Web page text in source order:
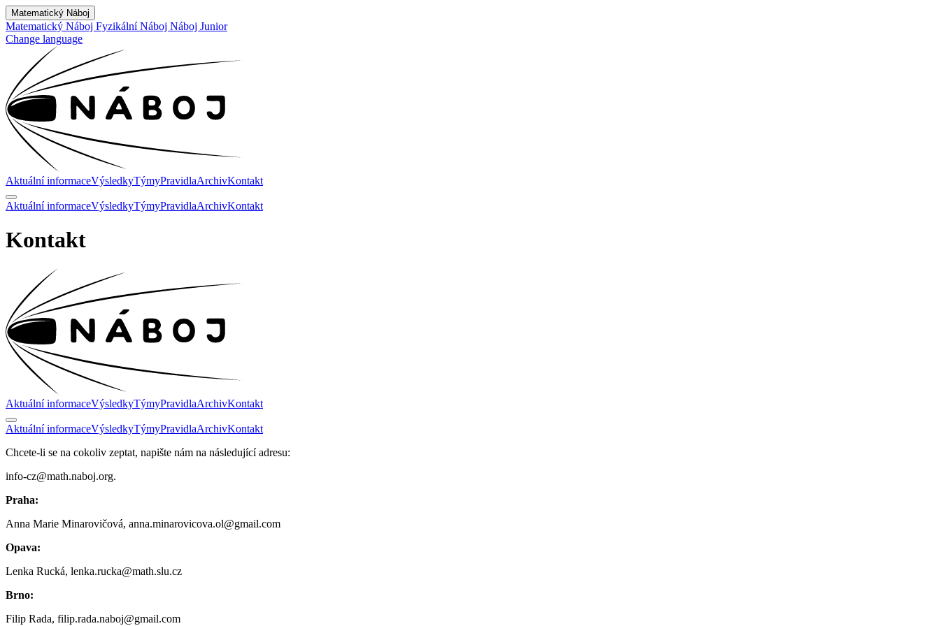
Matematický Náboj
Matematický Náboj Fyzikální Náboj Náboj Junior
Change language
Aktuální informaceVýsledkyTýmyPravidlaArchivKontakt
Aktuální informaceVýsledkyTýmyPravidlaArchivKontakt
Kontakt
Aktuální informaceVýsledkyTýmyPravidlaArchivKontakt
Aktuální informaceVýsledkyTýmyPravidlaArchivKontakt
Chcete-li se na cokoliv zeptat, napište nám na následující adresu:
info-cz@math.naboj.org.
Praha:
Anna Marie Minarovičová, anna.minarovicova.ol@gmail.com
Opava:
Lenka Rucká, lenka.rucka@math.slu.cz
Brno:
Filip Rada, filip.rada.naboj@gmail.com